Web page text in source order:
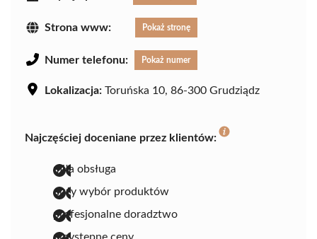
Strona www: Pokaż stronę
Numer telefonu: Pokaż numer
Lokalizacja: Toruńska 10, 86-300 Grudziądz
Najczęściej doceniane przez klientów:
miła obsługa
duży wybór produktów
profesjonalne doradztwo